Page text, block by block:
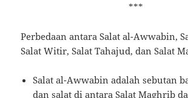
***
Perbedaan antara Salat al-Awwabin,
Salat Witir, Salat Tahajud, dan Salat
Salat al-Awwabin adalah sebutan
dan salat di antara Salat Maghrib